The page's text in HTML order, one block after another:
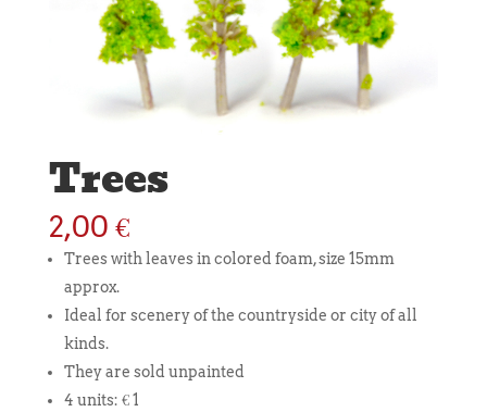
Trees
2,00 €
Trees with leaves in colored foam, size 15mm
approx.
Ideal for scenery of the countryside or city of all
kinds.
They are sold unpainted
4 units: € 1